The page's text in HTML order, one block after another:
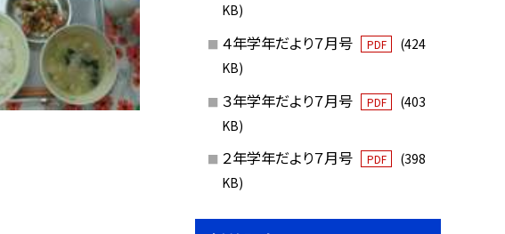
KB)
４年学年だより７月号 PDF
(424
KB)
３年学年だより７月号 PDF
(403
KB)
２年学年だより７月号 PDF
(398
KB)